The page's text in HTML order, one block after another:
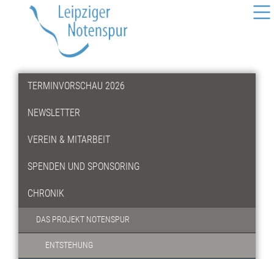
TERMINVORSCHAU 2026
NEWSLETTER
VEREIN & MITARBEIT
SPENDEN UND SPONSORING
CHRONIK
DAS PROJEKT NOTENSPUR
ENTSTEHUNG